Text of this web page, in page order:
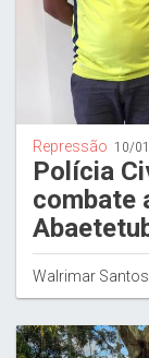
Repressão 10/
Polícia
combate
Walrimar Santos